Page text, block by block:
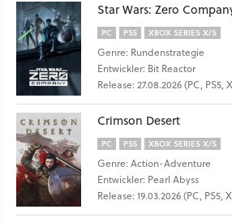
Star Wars: Zero
PC PS5 XBOX SERIES X/S
Genre: Rundenstrategie
Entwickler: Bit Reactor
Release: 27.08.2026 (PC, PS5,
Crimson Desert
PC PS5 XBOX SERIES X/S
Genre: Action-Adventure
Entwickler: Pearl Abyss
Release: 19.03.2026 (PC, PS5,